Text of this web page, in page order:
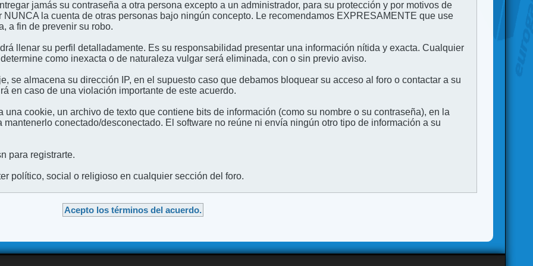
jamás su contraseña a otra persona excepto a un administrador, para su protección y por motivos de
la cuenta de otras personas bajo ningún concepto. Le recomendamos EXPRESAMENTE que use
a fin de prevenir su robo.
llenar su perfil detalladamente. Es su responsabilidad presentar una información nítida y exacta. Cualquier
como inexacta o de naturaleza vulgar será eliminada, con o sin previo aviso.
se almacena su dirección IP, en el supuesto caso que debamos bloquear su acceso al foro o contactar a su
en caso de una violación importante de este acuerdo.
cookie, un archivo de texto que contiene bits de información (como su nombre o su contraseña), en la
conectado/desconectado. El software no reúne ni envía ningún otro tipo de información a su
para registrarte.
político, social o religioso en cualquier sección del foro.